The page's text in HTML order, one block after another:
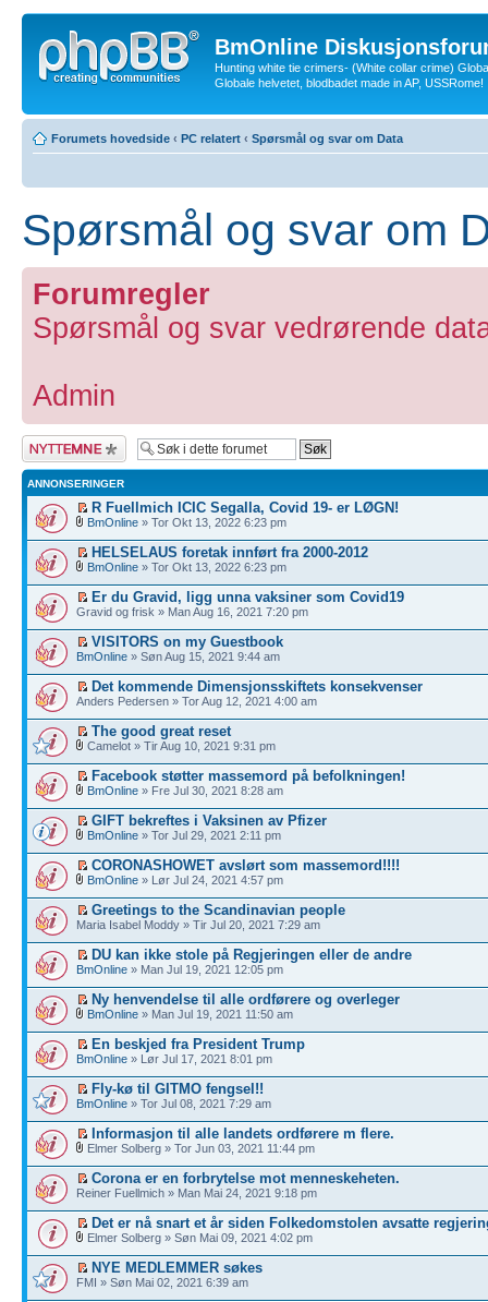
BmOnline
Hunting white tie crimers- (White collar crime)
Globale helvetet, blodbadet made in AP, USSRome!
Forumets hovedside ‹ PC relatert ‹ Spørsmål og svar om Data
Spørsmål og svar om
Forumregler
Spørsmål og svar vedrørende
Admin
Legg inn et nytt
emne
ANNONSERINGER
R Fuellmich ICIC Segalla, Covid 19- er LØGN!
BmOnline » Tor Okt 13, 2022 6:23 pm
HELSELAUS foretak innført fra 2000-2012
BmOnline » Tor Okt 13, 2022 6:23 pm
Er du Gravid, ligg unna vaksiner som Covid19
Gravid og frisk » Man Aug 16, 2021 7:20 pm
VISITORS on my Guestbook
BmOnline » Søn Aug 15, 2021 9:44 am
Det kommende Dimensjonsskiftets konsekvenser
Anders Pedersen » Tor Aug 12, 2021 4:00 am
The good great reset
Camelot » Tir Aug 10, 2021 9:31 pm
Facebook støtter massemord på befolkningen!
BmOnline » Fre Jul 30, 2021 8:28 am
GIFT bekreftes i Vaksinen av Pfizer
BmOnline » Tor Jul 29, 2021 2:11 pm
CORONASHOWET avslørt som massemord!!!!
BmOnline » Lør Jul 24, 2021 4:57 pm
Greetings to the Scandinavian people
Maria Isabel Moddy » Tir Jul 20, 2021 7:29 am
DU kan ikke stole på Regjeringen eller de andre
BmOnline » Man Jul 19, 2021 12:05 pm
Ny henvendelse til alle ordførere og overleger
BmOnline » Man Jul 19, 2021 11:50 am
En beskjed fra President Trump
BmOnline » Lør Jul 17, 2021 8:01 pm
Fly-kø til GITMO fengsel!!
BmOnline » Tor Jul 08, 2021 7:29 am
Informasjon til alle landets ordførere m flere.
Elmer Solberg » Tor Jun 03, 2021 11:44 pm
Corona er en forbrytelse mot menneskeheten.
Reiner Fuellmich » Man Mai 24, 2021 9:18 pm
Det er nå snart et år siden Folkedomstolen avsatte
Elmer Solberg » Søn Mai 09, 2021 4:02 pm
NYE MEDLEMMER søkes
FMI » Søn Mai 02, 2021 6:39 am